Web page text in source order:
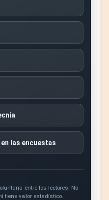
las encuestas
entre los lectores. No
tiene valor estadístico.